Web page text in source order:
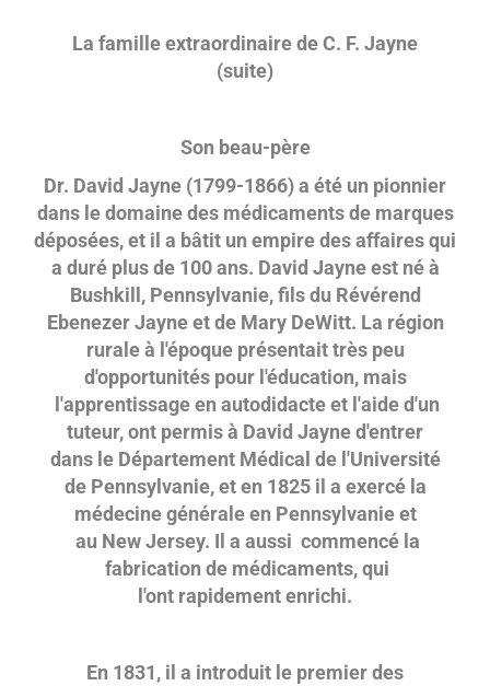
La famille extraordinaire de C. F. Jayne
(suite)
Son beau-père
Dr. David Jayne (1799-1866) a été un pionnier
dans le domaine des médicaments de marques
déposées, et il a bâtit un empire des affaires qui
a duré plus de 100 ans. David Jayne est né à
Bushkill, Pennsylvanie, fils du Révérend
Ebenezer Jayne et de Mary DeWitt. La région
rurale à l'époque présentait très peu
d'opportunités pour l'éducation, mais
l'apprentissage en autodidacte et l'aide d'un
tuteur, ont permis à David Jayne d'entrer
dans le Département Médical de l'Université
de Pennsylvanie, et en 1825 il a exercé la
médecine générale en Pennsylvanie et
au New Jersey. Il a aussi commencé la
fabrication de médicaments, qui
l'ont rapidement enrichi.
En 1831, il a introduit le premier des